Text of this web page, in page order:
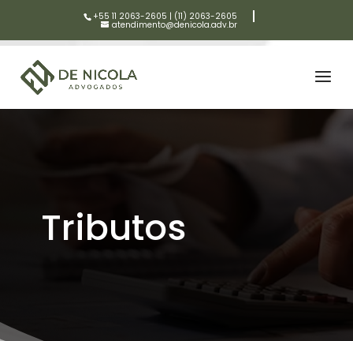
+55 11 2063-2605 | (11) 2063-2605
atendimento@denicola.adv.br
Tributos